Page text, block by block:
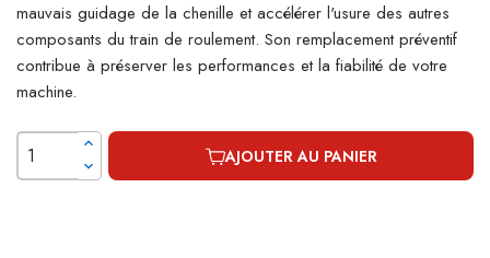
mauvais guidage de la chenille et accélérer l'usure des autres
composants du train de roulement. Son remplacement préventif
contribue à préserver les performances et la fiabilité de votre
machine.
AJOUTER AU PANIER